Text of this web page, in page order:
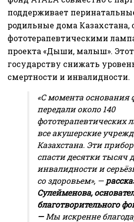
поддерживает
родильные дома Казахстана,
фототерапевтическими
проекта «Дыши, малыш».
государству снижать
смертности и инвалидности.
«С момента
передали около 140
фототерапевтических
все акушерские
Казахстана. Эти
спасти десятки тысяч
инвалидности и
со здоровьем», —
Сулейменова,
благотворительного
— Мы искренне